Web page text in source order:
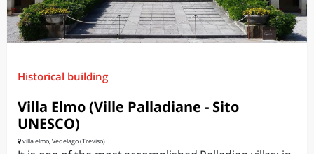
Historical building
Villa Elmo (Ville Palladiane - Sito
UNESCO)
villa elmo, Vedelago (Treviso)